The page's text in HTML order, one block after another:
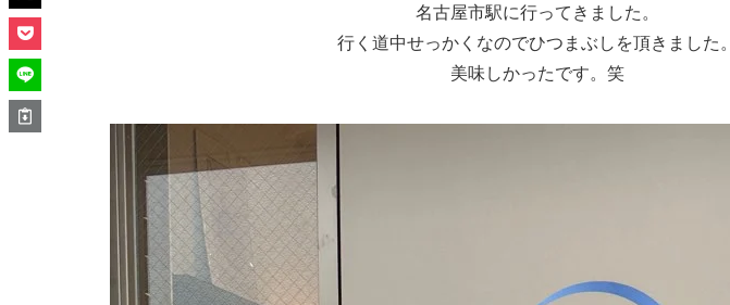
名古屋市駅に行ってきました。
行く道中せっかくなのでひつまぶしを頂きました。
美味しかったです。笑